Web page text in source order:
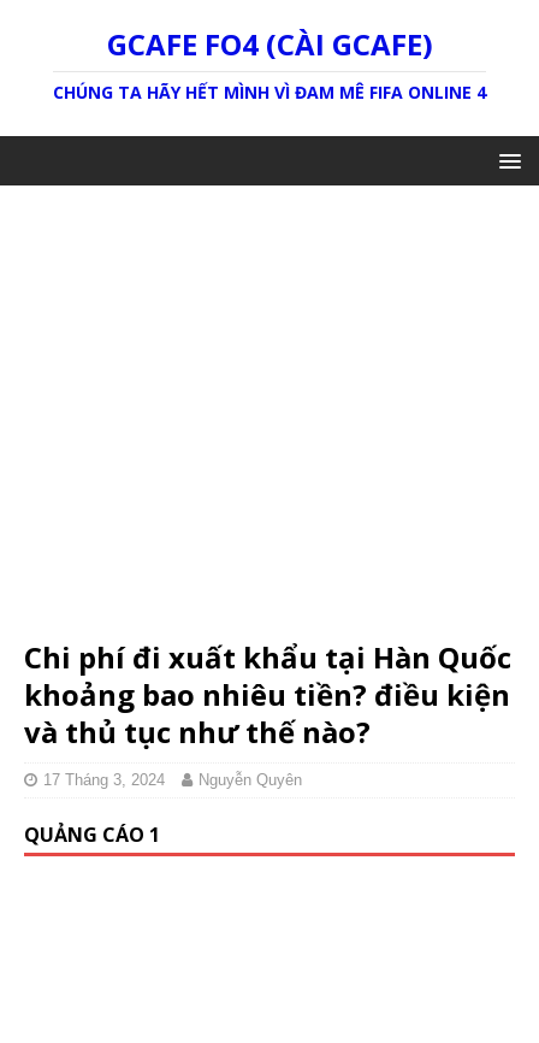
GCAFE FO4 (CÀI GCAFE)
CHÚNG TA HÃY HẾT MÌNH VÌ ĐAM MÊ FIFA ONLINE 4
Chi phí đi xuất khẩu tại Hàn Quốc
khoảng bao nhiêu tiền? điều kiện
và thủ tục như thế nào?
17 Tháng 3, 2024 Nguyễn Quyên
QUẢNG CÁO 1